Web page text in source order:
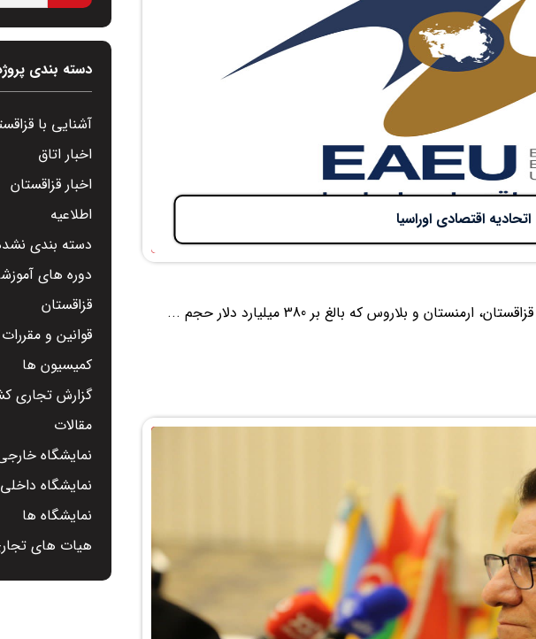
اتحادیه اقتصادی اوراسیا​
دسته بندی
آشنایی با
اخبار اتاق
اخبار قزاقستان
اطلاعیه
دسته بندی
دوره های
قزاقستان
قوانین و مقررات
کمیسیون ها
گزارش تجاری
مقالات
نمایشگاه
نمایشگاه
نمایشگاه ها
هیات های